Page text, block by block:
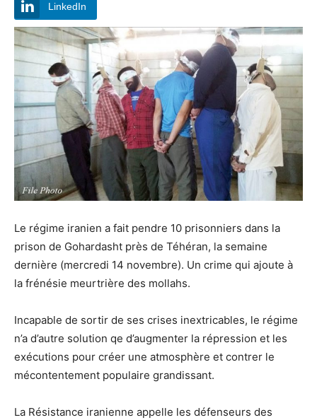
LinkedIn
Le régime iranien a fait pendre 10 prisonniers dans la
prison de Gohardasht près de Téhéran, la semaine
dernière (mercredi 14 novembre). Un crime qui ajoute à
la frénésie meurtrière des mollahs.
Incapable de sortir de ses crises inextricables, le régime
n’a d’autre solution qe d’augmenter la répression et les
exécutions pour créer une atmosphère et contrer le
mécontentement populaire grandissant.
La Résistance iranienne appelle les défenseurs des